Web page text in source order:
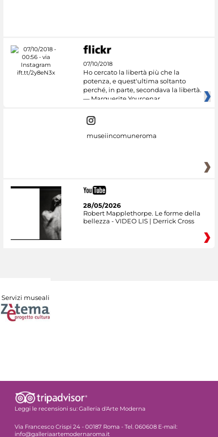
07/10/2018
Ho cercato la libertà più che la
potenza, e quest'ultima soltanto
perché, in parte, secondava la libertà.
— Marguerite Yourcenar
museiincomuneroma
28/05/2026
Robert Mapplethorpe. Le forme della
bellezza - VIDEO LIS | Derrick Cross
Servizi museali
Leggi le recensioni su: Galleria d'Arte Moderna
Via Francesco Crispi 24 - 00187 Roma - Tel. 060608 E-mail:
info@galleriaartemodernaroma.it